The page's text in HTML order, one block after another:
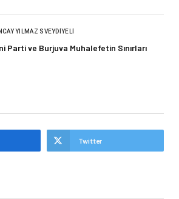
YILMAZ SVEYDIYELI
Parti ve Burjuva Muhalefetin Sınırları
Twitter